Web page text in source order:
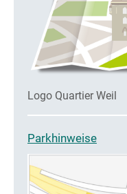
Logo Quartier Weil
Parkhinweise